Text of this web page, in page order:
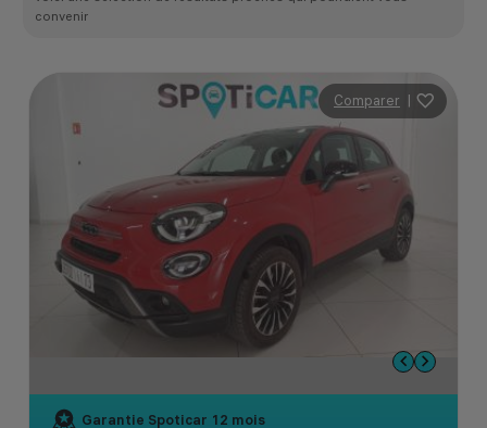
convenir
Comparer |
Garantie Spoticar 12 mois